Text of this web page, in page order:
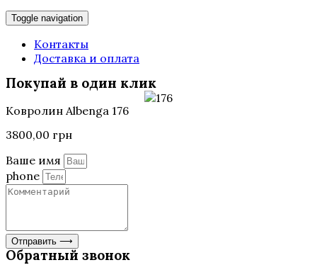
Toggle navigation
Контакты
Доставка и оплата
Покупай в один клик
Ковролин Albenga 176
3800,00 грн
Ваше имя
phone
Отправить ⟶
Обратный звонок